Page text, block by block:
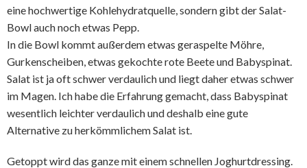
eine hochwertige Kohlehydratquelle, sondern gibt der Salat-
Bowl auch noch etwas Pepp.
In die Bowl kommt außerdem etwas geraspelte Möhre,
Gurkenscheiben, etwas gekochte rote Beete und Babyspinat.
Salat ist ja oft schwer verdaulich und liegt daher etwas schwer
im Magen. Ich habe die Erfahrung gemacht, dass Babyspinat
wesentlich leichter verdaulich und deshalb eine gute
Alternative zu herkömmlichem Salat ist.
Getoppt wird das ganze mit einem schnellen Joghurtdressing.